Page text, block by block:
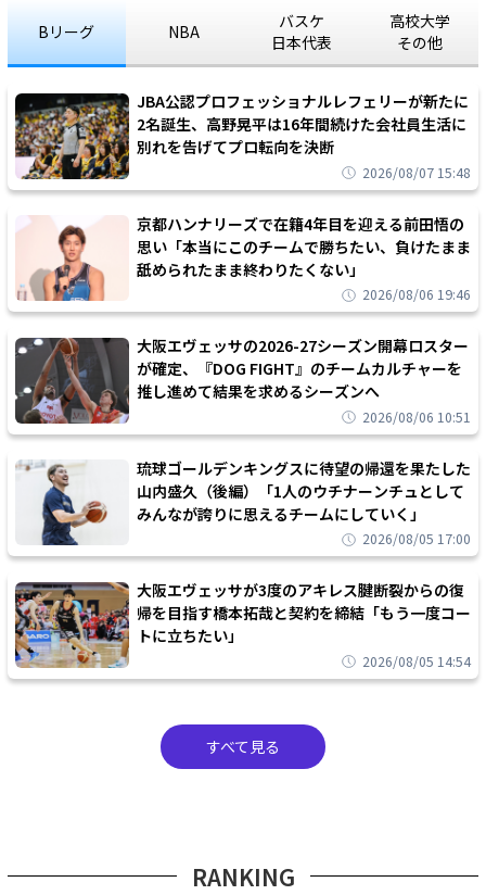
Bリーグ NBA
バスケ
日本代表
高校大学
その他
JBA公認プロフェッショナルレフェリーが新たに
2名誕生、高野晃平は16年間続けた会社員生活に
別れを告げてプロ転向を決断
2026/08/07 15:48
京都ハンナリーズで在籍4年目を迎える前田悟の
思い「本当にこのチームで勝ちたい、負けたまま
舐められたまま終わりたくない」
2026/08/06 19:46
大阪エヴェッサの2026-27シーズン開幕ロスター
が確定、『DOG FIGHT』のチームカルチャーを
推し進めて結果を求めるシーズンへ
2026/08/06 10:51
琉球ゴールデンキングスに待望の帰還を果たした
山内盛久（後編）「1人のウチナーンチュとして
みんなが誇りに思えるチームにしていく」
2026/08/05 17:00
大阪エヴェッサが3度のアキレス腱断裂からの復
帰を目指す橋本拓哉と契約を締結「もう一度コー
トに立ちたい」
2026/08/05 14:54
すべて見る
RANKING